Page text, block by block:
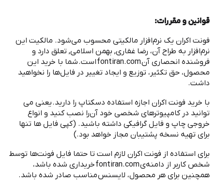
قوانین و مقررات:
‌فونت اکران یک نرمافزار مالکیتی محسوب میشود. مالکیت این
نرمافزار به طراح آن، رضا غفاری, بهمن اسلامی, تعلق دارد و
فروشنده انحصاری آنfontiran.comاست.شما با خرید این
محصول، حق تکثیر، توزیع و ایجاد تغییر در فایلها را نخواهید
داشت.
با خرید ‌فونت اکران اجازه استفاده دسکتاپ را دارید.یعنی می
توانید در کامپیوترهای شخصی خود آنرا نصب کنید و انواع
خروجی چاپ و فایل گرافیکی داشته باشید. (کپی فایل ها تنها
برای تهیه نسخه پشتیبان مجاز خواهد بود.)
برای استفاده از ‌فونت اکران لازم است تا حتما فایل فونتها توسط
شخص کاربر از دامنهیfontiran.comخریداری شده باشد،
همچنین برای هر محصول، لایسنس مناسب صادر شده باشد.